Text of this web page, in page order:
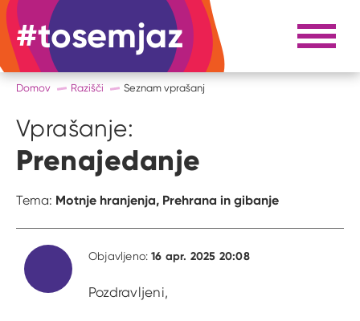
#tosemjaz #to sem jaz Razpri
Domov Razišči Seznam vprašanj
Vprašanje:
Prenajedanje
Tema: Motnje hranjenja, Prehrana in gibanje
Objavljeno:16 apr. 2025 20:08
Pozdravljeni,